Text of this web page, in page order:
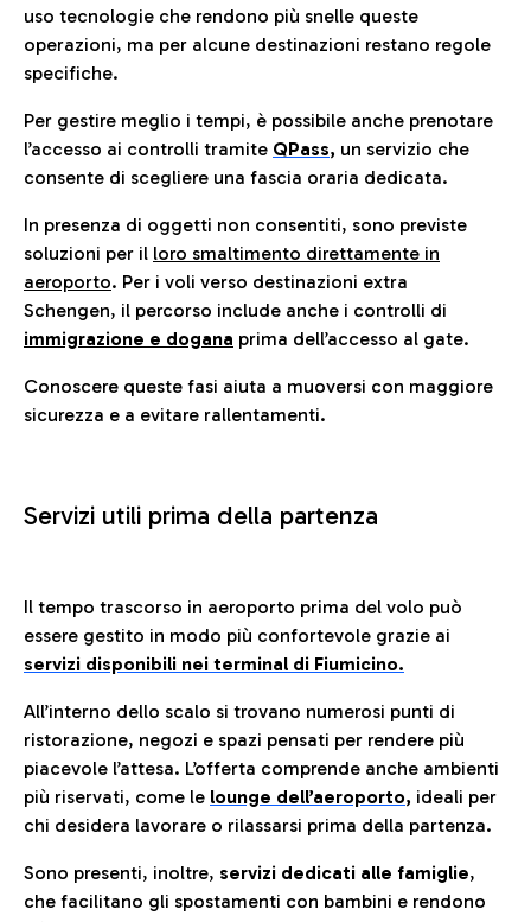
uso tecnologie che rendono più snelle queste
operazioni, ma per alcune destinazioni restano regole
specifiche.
Per gestire meglio i tempi, è possibile anche prenotare
l’accesso ai controlli tramite QPass, un servizio che
consente di scegliere una fascia oraria dedicata.
In presenza di oggetti non consentiti, sono previste
soluzioni per il loro smaltimento direttamente in
aeroporto. Per i voli verso destinazioni extra
Schengen, il percorso include anche i controlli di
immigrazione e dogana prima dell’accesso al gate.
Conoscere queste fasi aiuta a muoversi con maggiore
sicurezza e a evitare rallentamenti.
Servizi utili prima della partenza
Il tempo trascorso in aeroporto prima del volo può
essere gestito in modo più confortevole grazie ai
servizi disponibili nei terminal di Fiumicino.
All’interno dello scalo si trovano numerosi punti di
ristorazione, negozi e spazi pensati per rendere più
piacevole l’attesa. L’offerta comprende anche ambienti
più riservati, come le lounge dell’aeroporto, ideali per
chi desidera lavorare o rilassarsi prima della partenza.
Sono presenti, inoltre, servizi dedicati alle famiglie,
che facilitano gli spostamenti con bambini e rendono